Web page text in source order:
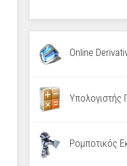
Online
Υπολογιστής
Ρομποτικός